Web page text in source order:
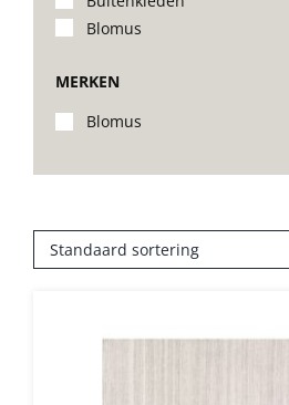
Stoelen
Tafels
Barset
Blomus
MERKEN
Blomus